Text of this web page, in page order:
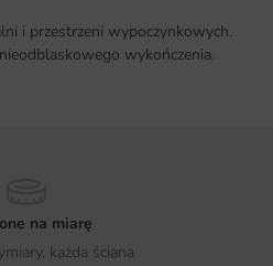
i przestrzeni wypoczynkowych.
wykończenia.
na miarę
każda ściana